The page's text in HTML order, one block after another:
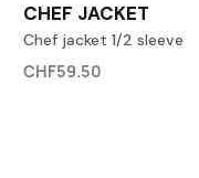
CHEF JACKET
Chef jacket 1/2 sleeve
CHF59.50